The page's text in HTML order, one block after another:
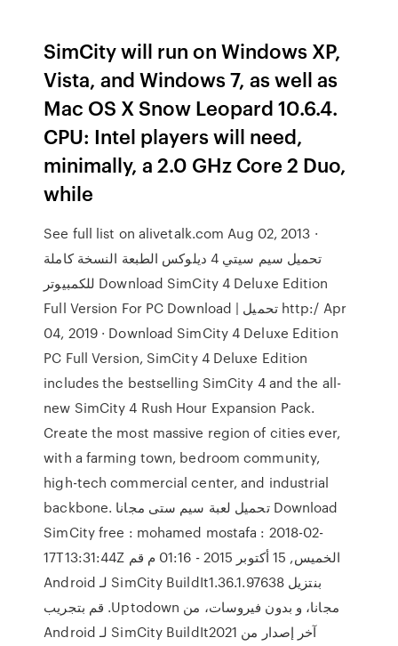
SimCity will run on Windows XP,
Vista, and Windows 7, as well as
Mac OS X Snow Leopard 10.6.4.
CPU: Intel players will need,
minimally, a 2.0 GHz Core 2 Duo,
while
See full list on alivetalk.com Aug 02, 2013 ·
تحميل سيم سيتي 4 ديلوكس الطبعة النسخة كاملة
للكمبيوتر Download SimCity 4 Deluxe Edition
Full Version For PC Download | تحميل http:/ Apr
04, 2019 · Download SimCity 4 Deluxe Edition
PC Full Version, SimCity 4 Deluxe Edition
includes the bestselling SimCity 4 and the all-
new SimCity 4 Rush Hour Expansion Pack.
Create the most massive region of cities ever,
with a farming town, bedroom community,
high-tech commercial center, and industrial
backbone. تحميل لعبة سيم ستى مجانا Download
SimCity free : mohamed mostafa : 2018-02-
17T13:31:44Z الخميس, 15 أكتوبر 2015 - 01:16 م ‫قم
بنتزيل SimCity BuildIt1.36.1.97638 لـ Android
مجانا، و بدون فيروسات، من Uptodown. قم بتجريب
آخر إصدار من SimCity BuildIt2021 لـ Android